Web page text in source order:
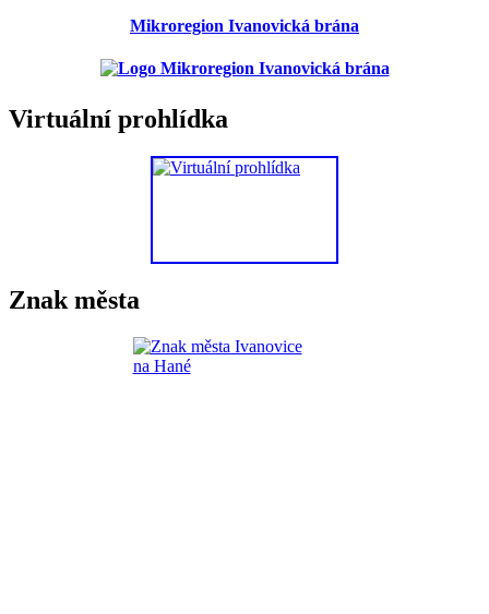
Mikroregion Ivanovická brána
Virtuální prohlídka
Znak města